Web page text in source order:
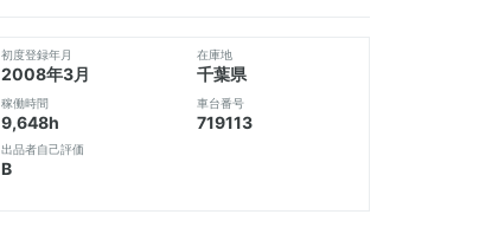
初度登録年月
2008年3月
稼働時間
9,648h
出品者自己評価
B
在庫地
千葉県
車台番号
719113